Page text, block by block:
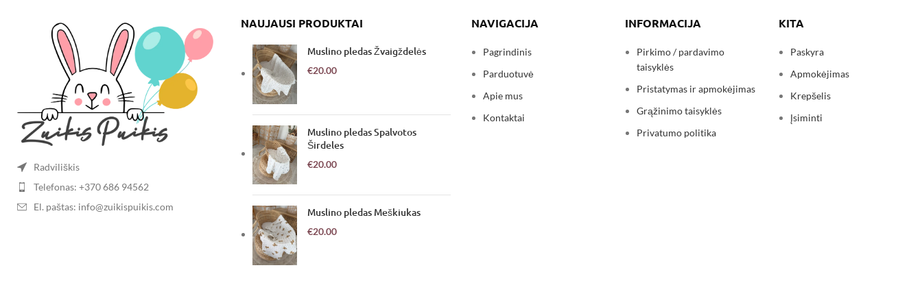
Radviliškis
Telefonas: +370 686 94562
El. paštas: info@zuikispuikis.com
NAUJAUSI PRODUKTAI
Muslino pledas Žvaigždelės
€20.00
Muslino pledas Spalvotos
Širdeles
€20.00
Muslino pledas Meškiukas
€20.00
NAVIGACIJA
Pagrindinis
Parduotuvė
Apie mus
Kontaktai
INFORMACIJA
Pirkimo / pardavimo
taisyklės
Pristatymas ir apmokėjimas
Grąžinimo taisyklės
Privatumo politika
KITA
Paskyra
Apmokėjimas
Krepšelis
Įsiminti